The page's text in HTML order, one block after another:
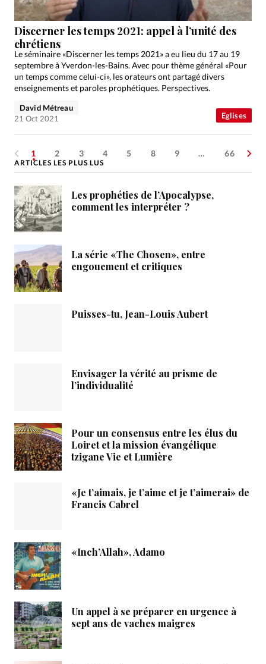
Eglises
Discerner les temps 2021: appel à l’unité des
chrétiens
Le séminaire «Discerner les temps 2021» a eu lieu du 17 au 19
septembre à Yverdon-les-Bains. Avec pour thème général «Pour
un temps comme celui-ci», les orateurs ont partagé divers
enseignements et paroles prophétiques. Perspectives.
David Métreau
21 Oct 2021
1 2 3 4 5 8 9 … 66
ARTICLES LES PLUS LUS
Les prophéties de l’Apocalypse,
comment les interpréter ?
La série «The Chosen», entre
engouement et critiques
Puisses-tu, Jean-Louis Aubert
Envisager la vérité au prisme de
l’individualité
Pour un consensus entre les élus du
Loiret et la mission évangélique
tzigane Vie et Lumière
«Je t’aimais, je t’aime et je t’aimerai» de
Francis Cabrel
«Inch’Allah», Adamo
Un appel à se préparer en urgence à
sept ans de vaches maigres